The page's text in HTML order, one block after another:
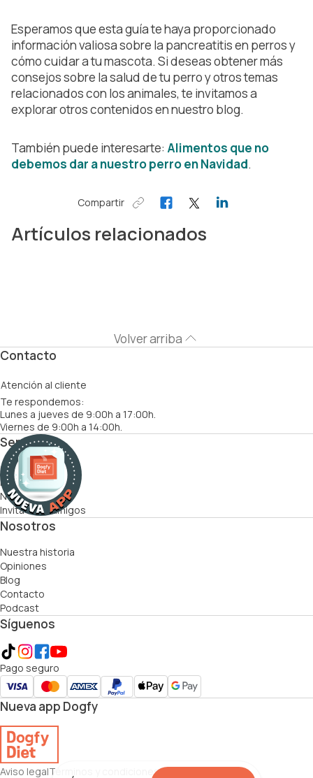
Esperamos que esta guía te haya proporcionado
información valiosa sobre la pancreatitis en perros y
cómo cuidar a tu mascota. Si deseas obtener más
consejos sobre la salud de tu perro y otros temas
relacionados con los animales, te invitamos a
explorar otros contenidos en nuestro blog.
También puede interesarte: Alimentos que no
debemos dar a nuestro perro en Navidad.
Compartir
Artículos relacionados
Volver arriba
Contacto
Atención al cliente
Te respondemos:
Lunes a jueves de 9:00h a 17:00h.
Viernes de 9:00h a 14:00h.
Servicios
Cómo funciona
Recetas
Nutricionistas
Invita a tus amigos
Nosotros
Nuestra historia
Opiniones
Blog
Contacto
Podcast
Síguenos
Pago seguro
Nueva app Dogfy
Aviso legalTérminos y condicionesPolítica de cookies